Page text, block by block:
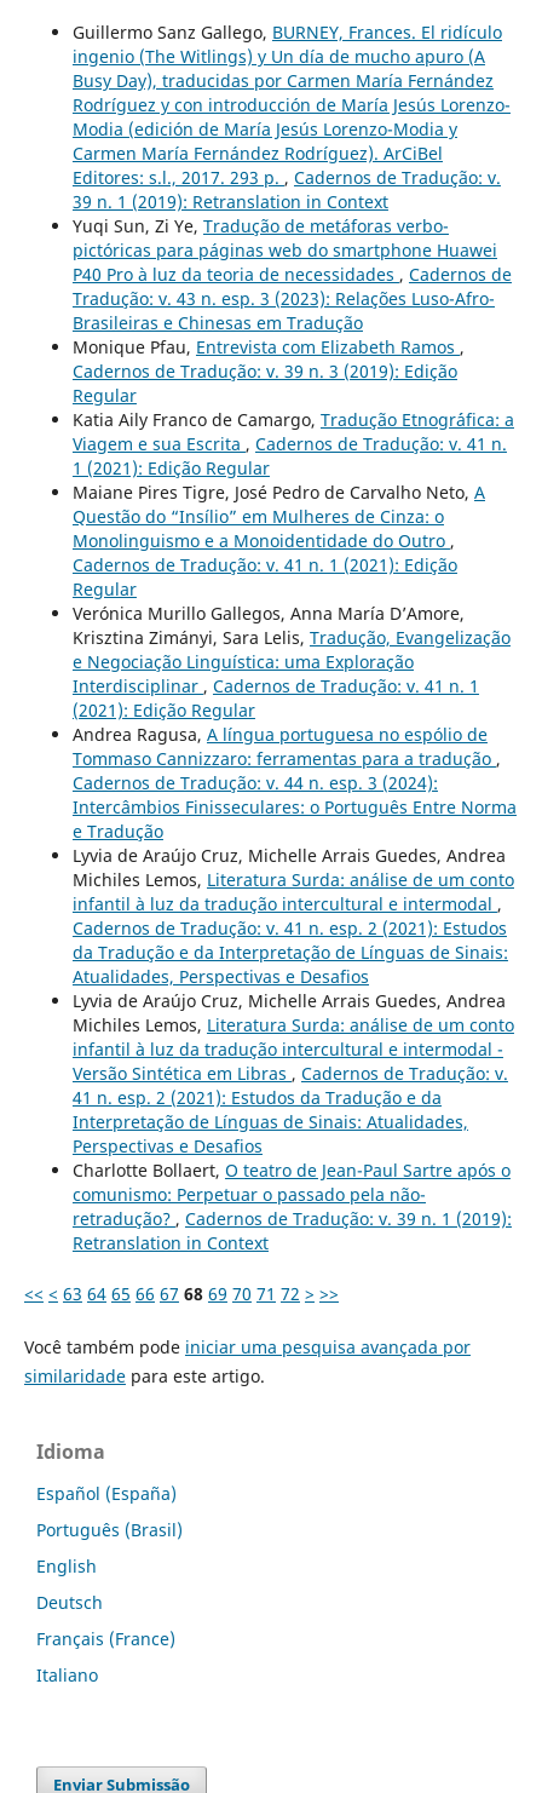
Guillermo Sanz Gallego, BURNEY, Frances. El ridículo
ingenio (The Witlings) y Un día de mucho apuro (A
Busy Day), traducidas por Carmen María Fernández
Rodríguez y con introducción de María Jesús Lorenzo-
Modia (edición de María Jesús Lorenzo-Modia y
Carmen María Fernández Rodríguez). ArCiBel
Editores: s.l., 2017. 293 p. , Cadernos de Tradução: v.
39 n. 1 (2019): Retranslation in Context
Yuqi Sun, Zi Ye, Tradução de metáforas verbo-
pictóricas para páginas web do smartphone Huawei
P40 Pro à luz da teoria de necessidades , Cadernos de
Tradução: v. 43 n. esp. 3 (2023): Relações Luso-Afro-
Brasileiras e Chinesas em Tradução
Monique Pfau, Entrevista com Elizabeth Ramos ,
Cadernos de Tradução: v. 39 n. 3 (2019): Edição
Regular
Katia Aily Franco de Camargo, Tradução Etnogr´´afica: a
Viagem e sua Escrita , Cadernos de Tradução: v. 41 n.
1 (2021): Edição Regular
Maiane Pires Tigre, José Pedro de Carvalho Neto, A
Questão do “Insílio” em Mulheres de Cinza: o
Monolinguismo e a Monoidentidade do Outro ,
Cadernos de Tradução: v. 41 n. 1 (2021): Edição
Regular
Verónica Murillo Gallegos, Anna María D’Amore,
Krisztina Zimányi, Sara Lelis, Tradução, Evangelização
e Negociação Linguística: uma Exploração
Interdisciplinar , Cadernos de Tradução: v. 41 n. 1
(2021): Edição Regular
Andrea Ragusa, A língua portuguesa no espólio de
Tommaso Cannizzaro: ferramentas para a tradução ,
Cadernos de Tradução: v. 44 n. esp. 3 (2024):
Intercâmbios Finisseculares: o Português Entre Norma
e Tradução
Lyvia de Araújo Cruz, Michelle Arrais Guedes, Andrea
Michiles Lemos, Literatura Surda: análise de um conto
infantil à luz da tradução intercultural e intermodal ,
Cadernos de Tradução: v. 41 n. esp. 2 (2021): Estudos
da Tradução e da Interpretação de Línguas de Sinais:
Atualidades, Perspectivas e Desafios
Lyvia de Araújo Cruz, Michelle Arrais Guedes, Andrea
Michiles Lemos, Literatura Surda: análise de um conto
infantil à luz da tradução intercultural e intermodal -
Versão Sintética em Libras , Cadernos de Tradução: v.
41 n. esp. 2 (2021): Estudos da Tradução e da
Interpretação de Línguas de Sinais: Atualidades,
Perspectivas e Desafios
Charlotte Bollaert, O teatro de Jean-Paul Sartre após o
comunismo: Perpetuar o passado pela não-
retradução? , Cadernos de Tradução: v. 39 n. 1 (2019):
Retranslation in Context
<< < 63 64 65 66 67 68 69 70 71 72 > >>
Você também pode iniciar uma pesquisa avançada por
similaridadepara este artigo.
Idioma
Español (España)
Português (Brasil)
English
Deutsch
Français (France)
Italiano
Enviar Submissão